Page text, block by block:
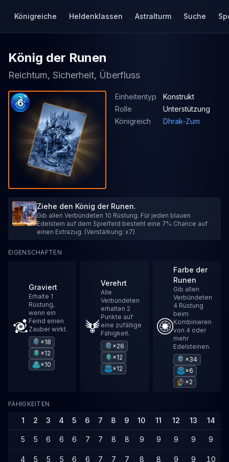
Königreiche Heldenklassen Astralturm Suche
König der Runen
Reichtum, Sicherheit, Überfluss
6
Einheitentyp
Konstrukt
Rolle
Unterstützung
Königreich
Dhrak-Zum
Ziehe den König der Runen.
Gib allen Verbündeten 10 Rüstung. Für jeden blauen
Edelstein auf dem Spielfeld besteht eine 7% Chance auf
einen Extrazug. (Verstärkung: x7)
EIGENSCHAFTEN
Graviert
Erhalte 1
Rüstung,
wenn ein
Feind einen
Zauber wirkt.
×18
×12
×10
Verehrt
Alle
Verbündeten
erhalten 2
Punkte auf
eine zufällige
Fähigkeit.
×26
×12
×12
Farbe der
Runen
Gib allen
Verbündeten
4 Rüstung
beim
Kombinieren
von 4 oder
mehr
Edelsteinen.
×34
×6
×2
FÄHIGKEITEN
1 2 3 4 5 6 7 8 9 10 11 12 13 14
5 5 6 6 6 7 7 8 8 9 9 9 9 9
4 5 5 5 6 6 7 7 7 8 8 9 9 10